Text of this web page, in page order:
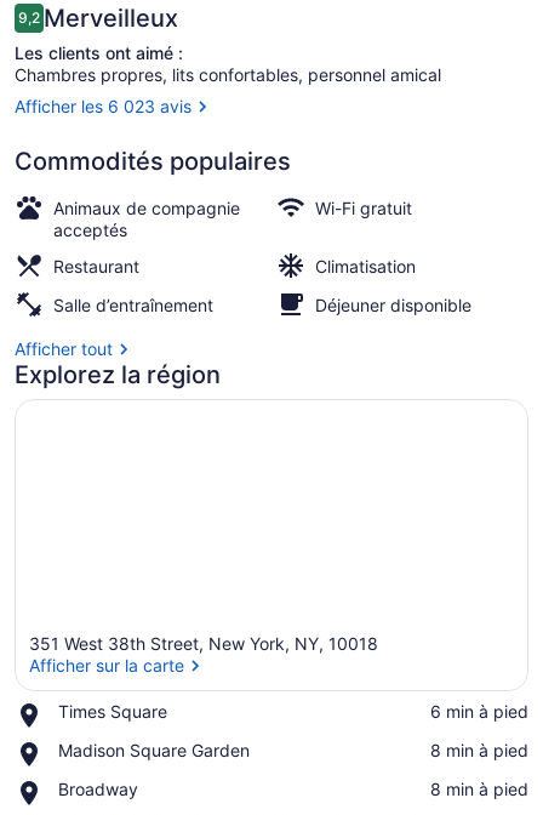
Avis
9,29,2 sur 10 –
Merveilleux
Les clients ont aimé :
Chambres propres, lits confortables, personnel amical
Afficher les 6 023 avis
Commodités populaires
Animaux de compagnie
acceptés
Wi-Fi gratuit
Restaurant
Climatisation
Salle d’entraînement
Déjeuner disponible
Afficher tout
Explorez la région
351 West 38th Street, New York, NY, 10018
Afficher sur la carte
Times Square
Place,
Square
‪6 min à pied‬
Madison Square Garden
Place,
Square
‪8 min à pied‬
Broadway
Place,
‪8 min à pied‬